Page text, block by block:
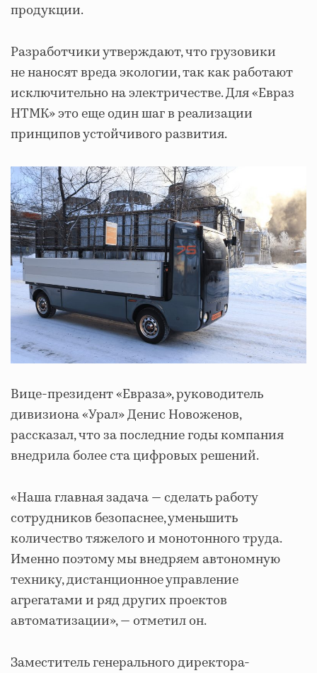
продукции.
Разработчики утверждают, что грузовики
не наносят вреда экологии, так как работают
исключительно на электричестве. Для «Евраз
НТМК» это еще один шаг в реализации
принципов устойчивого развития.
Вице-президент «Евраза», руководитель
дивизиона «Урал» Денис Новоженов,
рассказал, что за последние годы компания
внедрила более ста цифровых решений.
«Наша главная задача — сделать работу
сотрудников безопаснее, уменьшить
количество тяжелого и монотонного труда.
Именно поэтому мы внедряем автономную
технику, дистанционное управление
агрегатами и ряд других проектов
автоматизации», — отметил он.
Заместитель генерального директора-